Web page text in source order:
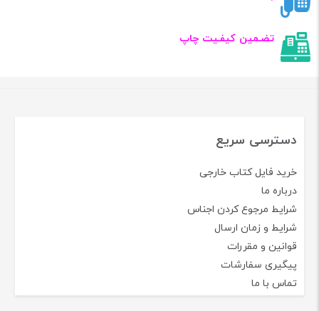
تضـمین کیفـیت چاپ
دسترسی سریع
خرید فایل کتاب خارجی
درباره ما
شرایط مرجوع کردن اجناس
شرایط و زمان ارسال
قوانین و مقررات
پیگیری سفارشات
تماس با ما